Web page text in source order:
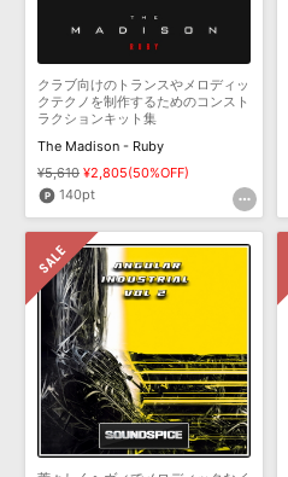
クラブ向けのトランスやメロディッ
クテクノを制作するためのコンスト
ラクションキット集
The Madison - Ruby
¥5,610 ¥2,805(50%OFF)
140pt